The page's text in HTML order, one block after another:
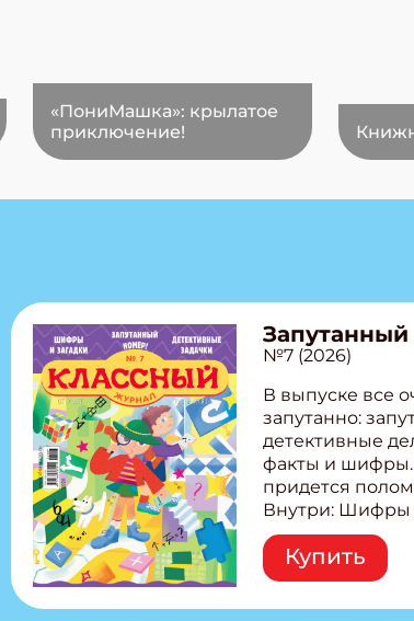
«ПониМашка»: крылатое
приключение!
№7 (2026)
В выпуске все
запутанно:
детективные
факты и шифры.
придется
Внутри: Шифры
расшифровки
запутанные
Разгадываем
Купить